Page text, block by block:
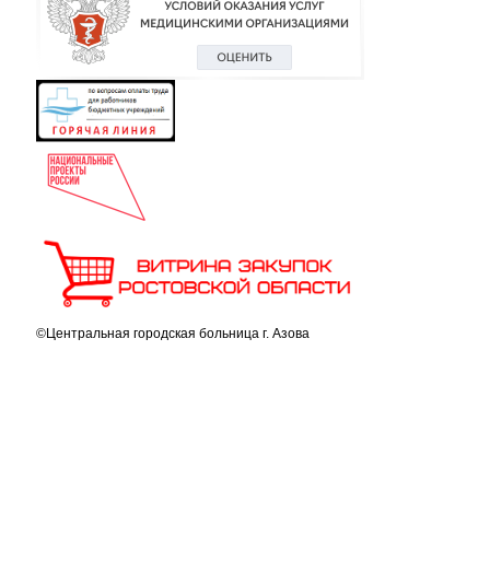
©Центральная городская больница г. Азова